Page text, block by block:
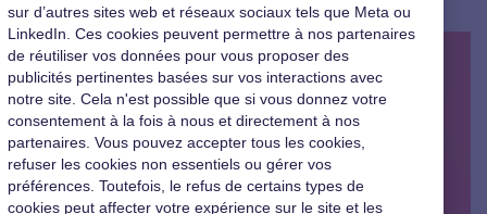
sur d’autres sites web et réseaux sociaux tels que Meta ou
LinkedIn. Ces cookies peuvent permettre à nos partenaires
de réutiliser vos données pour vous proposer des
publicités pertinentes basées sur vos interactions avec
notre site. Cela n'est possible que si vous donnez votre
consentement à la fois à nous et directement à nos
partenaires. Vous pouvez accepter tous les cookies,
refuser les cookies non essentiels ou gérer vos
préférences. Toutefois, le refus de certains types de
cookies peut affecter votre expérience sur le site et les